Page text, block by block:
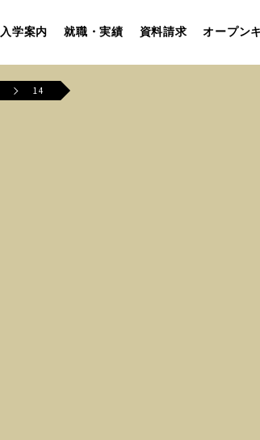
入学案内 就職・実績 資料請求 オープン
14